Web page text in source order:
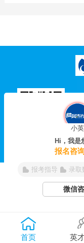
合
首页 英
小英
Hi，我是
报名咨
报考指导 录取
微信